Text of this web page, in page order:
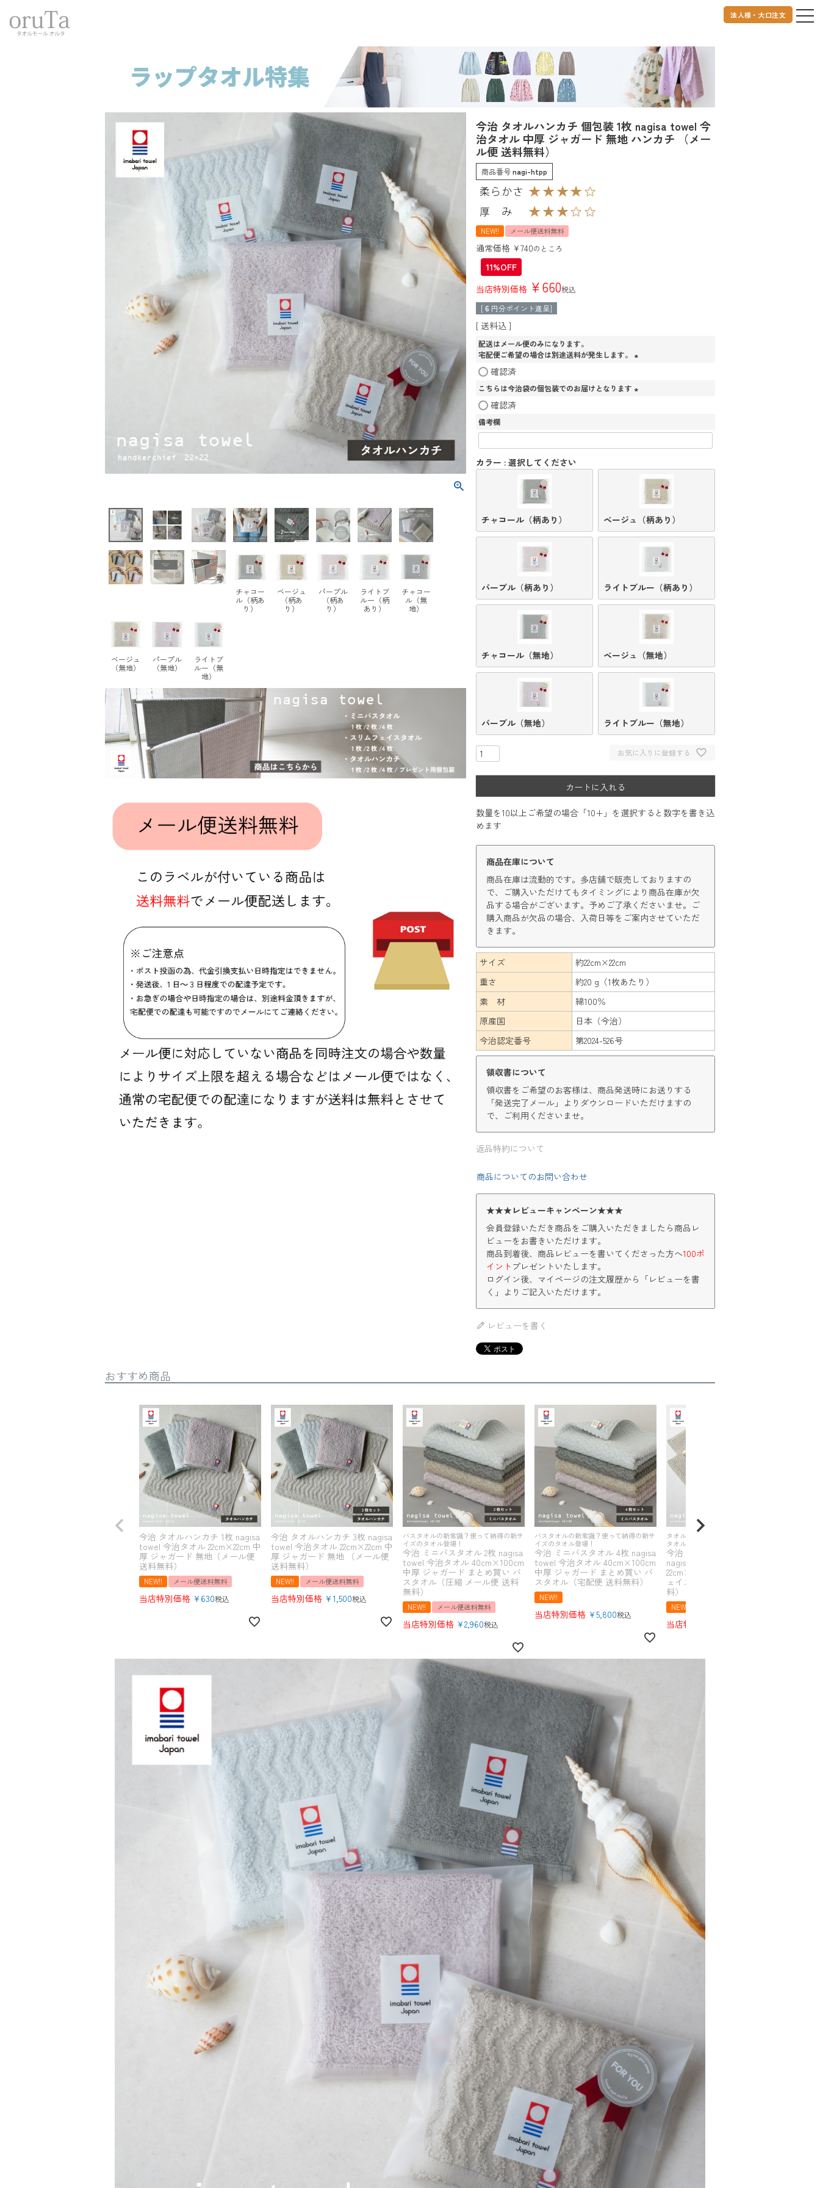
法人様・大口注文
トップページ
チャコー
ル（柄あ
り）
ベージュ
（柄あ
り）
パープル
（柄あ
り）
ライトブ
ルー（柄
あり）
チャコー
ル（無
地）
ベージュ
（無地）
パープル
（無地）
ライトブ
ルー（無
地）
今治 タオルハンカチ 個包装 1枚 nagisa towel 今
治タオル 中厚 ジャガード 無地 ハンカチ （メー
ル便 送料無料）
商品番号nagi-htpp
NEW!! メール便送料無料
通常価格 ¥740のところ
11%OFF
当店特別価格 ¥660税込
[ 6 円分ポイント進呈]
送料込
配送はメール便のみになります。
宅配便ご希望の場合は別途送料が発生します。
須
確認済
こちらは今治袋の個包装でのお届けとなります
)
確認済
備考欄
カラー 選択してください
チャコール（柄あり） ベージュ（柄あり）
パープル（柄あり） ライトブルー（柄あり）
チャコール（無地） ベージュ（無地）
パープル（無地） ライトブルー（無地）
お気に入りに登録する
カートに入れる
数量を10以上ご希望の場合「10+」を選択すると数字を書き込
めます
商品在庫について
商品在庫は流動的です。多店舗で販売しておりますの
で、ご購入いただけてもタイミングにより商品在庫が欠
品する場合がございます。予めご了承くださいませ。ご
購入商品が欠品の場合、入荷日等をご案内させていただ
きます。
サイズ
約22cm×22cm
重さ
約20 g（1枚あたり）
素 材
綿100％
原産国
日本（今治）
今治認定番号
第2024-526号
領収書について
領収書をご希望のお客様は、商品発送時にお送りする
「発送完了メール」よりダウンロードいただけますの
で、ご利用くださいませ。
返品特約について
商品についてのお問い合わせ
★★★レビューキャンペーン★★★
会員登録いただき商品をご購入いただきましたら商品レ
ビューをお書きいただけます。
商品到着後、商品レビューを書いてくださった方へ100ポ
イント プレゼントいたします。
ログイン後、マイページの注文履歴から「レビューを書
く」よりご記入いただけます。
レビューを書く
おすすめ商品
今治 タオルハンカチ 1枚 nagisa
towel 今治タオル 22cm×22cm 中
厚 ジャガード 無地（メール便
送料無料）
NEW!! メール便送料無料
当店特別価格 ¥ 630税込
今治 タオルハンカチ 3枚 nagisa
towel 今治タオル 22cm×22cm 中
厚 ジャガード 無地 （メール便
送料無料）
NEW!! メール便送料無料
当店特別価格 ¥1,500税込
バスタオルの新常識？使って納得の新サ
イズのタオル登場！
今治 ミニバスタオル 2枚 nagisa
towel 今治タオル 40cm×100cm
中厚 ジャガード まとめ買い バ
スタオル（圧縮 メール便 送料
無料）
NEW!! メール便送料無料
当店特別価格 ¥2,960税込
バスタオルの新常識？使って納得の新サ
イズのタオル登場！
今治 ミニバスタオル 4枚 nagisa
towel 今治タオル 40cm×100cm
中厚 ジャガード まとめ買い バ
スタオル（宅配便 送料無料）
NEW!!
当店特別価格 ¥5,800税込
タオルホルダーにぴったり！新サイズの
タオル登場！
今治 スリムフェイスタオル 1枚
nagisa towel 今治タオル
22cm×82cm 中厚 ジャガード フ
ェイスタオル（メール便 送料無
料）
NEW!!
当店特別価格